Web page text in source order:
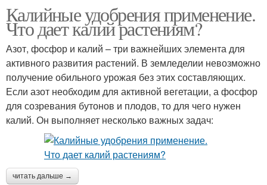
Калийные удобрения применение.
Что дает калий растениям?
Азот, фосфор и калий – три важнейших элемента для
активного развития растений. В земледелии невозможно
получение обильного урожая без этих составляющих.
Если азот необходим для активной вегетации, а фосфор
для созревания бутонов и плодов, то для чего нужен
калий. Он выполняет несколько важных задач:
читать дальше →